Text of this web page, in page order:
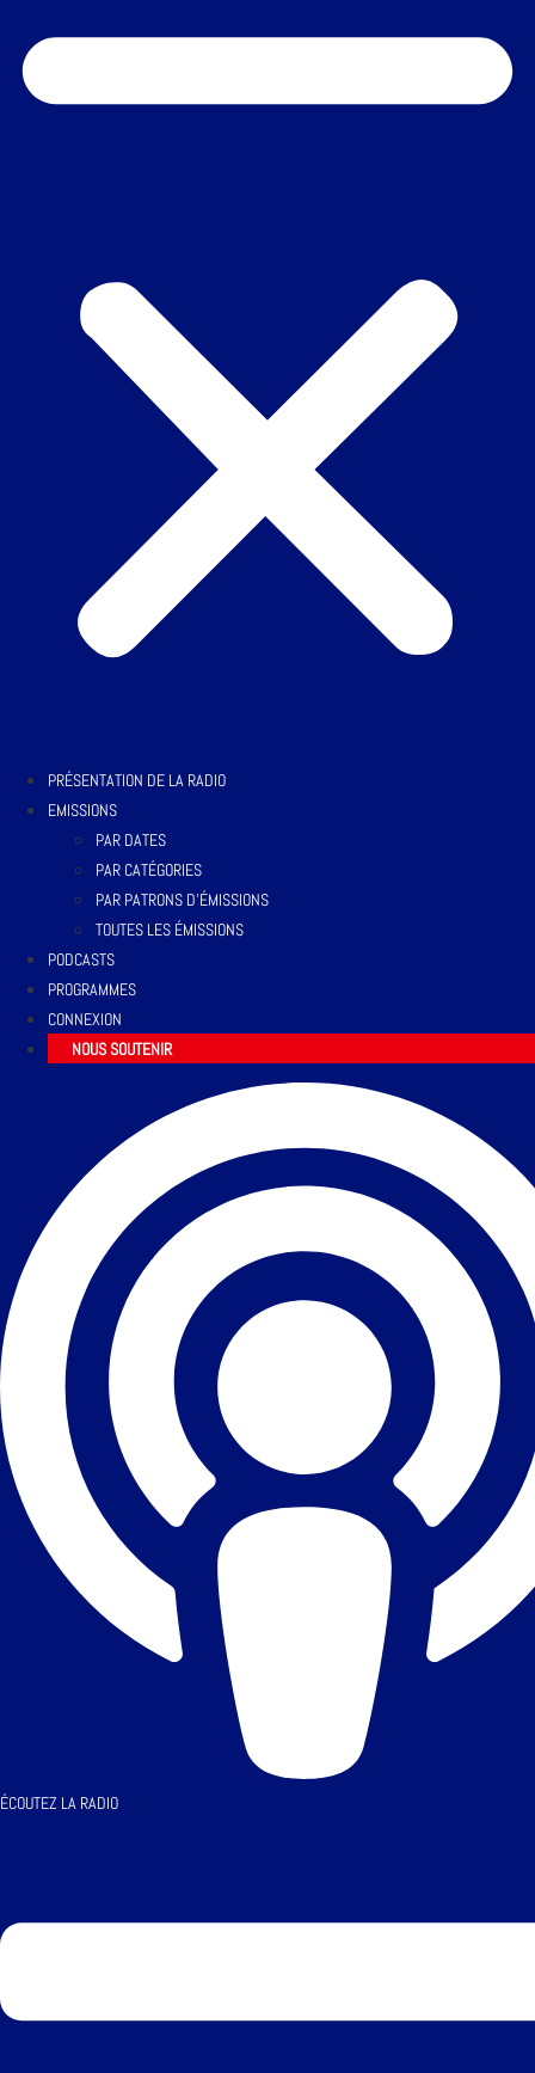
PRÉSENTATION DE LA RADIO
EMISSIONS
PAR DATES
PAR CATÉGORIES
PAR PATRONS D’ÉMISSIONS
TOUTES LES ÉMISSIONS
PODCASTS
PROGRAMMES
CONNEXION
NOUS SOUTENIR
ÉCOUTEZ LA RADIO